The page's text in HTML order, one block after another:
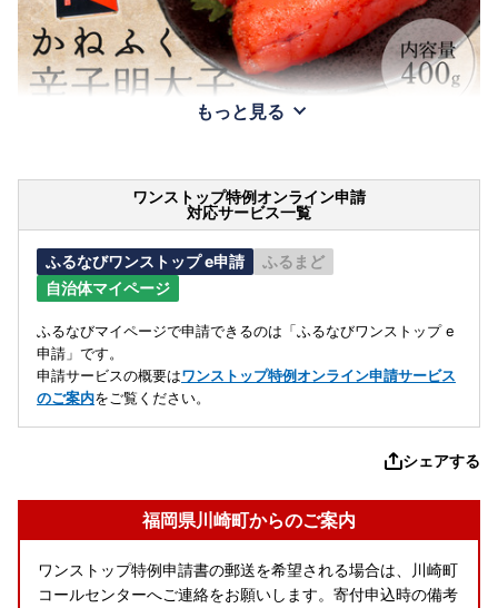
もっと見る
ワンストップ特例オンライン申請
対応サービス一覧
ふるなびワンストップ e申請
ふるまど
自治体マイページ
ふるなびマイページで申請できるのは「ふるなびワンストップ e
申請」です。
申請サービスの概要はワンストップ特例オンライン申請サービス
のご案内をご覧ください。
シェアする
福岡県川崎町からのご案内
ワンストップ特例申請書の郵送を希望される場合は、川崎町
コールセンターへご連絡をお願いします。寄付申込時の備考